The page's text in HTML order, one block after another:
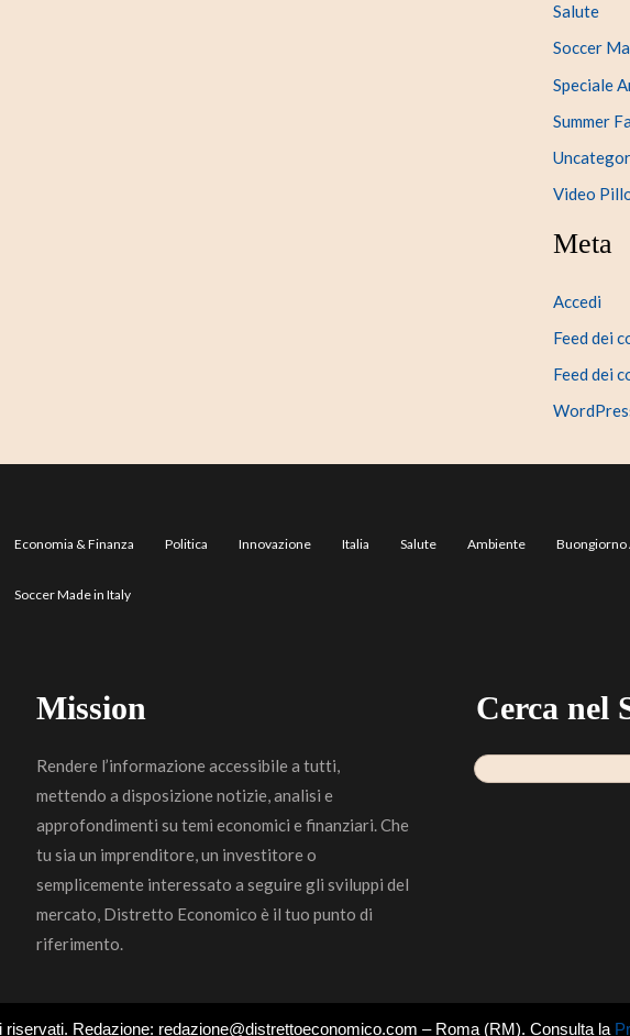
Salute
Soccer
Speciale
Summer
Video
Meta
Accedi
Feed dei
Feed dei
Economia & Finanza Politica Innovazione Italia Salute Ambiente Buongiorno
Soccer Made in Italy
Mission
Rendere l’informazione accessibile a tutti,
mettendo a disposizione notizie, analisi e
approfondimenti su temi economici e finanziari. Che
tu sia un imprenditore, un investitore o
semplicemente interessato a seguire gli sviluppi del
mercato, Distretto Economico è il tuo punto di
riferimento.
Cerca nel
Redazione: redazione@distrettoeconomico.com – Roma (RM). Consulta la